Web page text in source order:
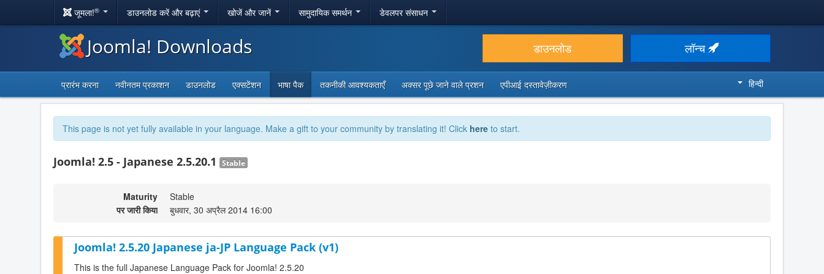
जूमला!® डाउनलोड करें और बढ़ाएं खोजें और जानें सामुदायिक समर्थन डेवलपर संसाधन
Joomla! Downloads डाउनलोड लॉन्च
प्रारंभ करना नवीनतम प्रकाशन डाउनलोड एक्सटेंशन भाषा पैक तकनीकी आवश्यकताएँ अक्सर पूछे जाने वाले प्रशन एपीआई दस्तावेज़ीकरण हिन्दी
This page is not yet fully available in your language. Make a gift to your community by translating it! Click here to start.
Joomla! 2.5 - Japanese 2.5.20.1 Stable
Maturity
Stable
पर जारी किया
बुधवार, 30 अप्रैल 2014 16:00
Joomla! 2.5.20 Japanese ja-JP Language Pack (v1)
This is the full Japanese Language Pack for Joomla! 2.5.20